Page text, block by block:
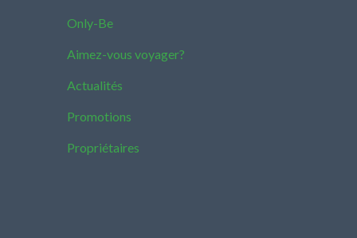
Only-Be
Aimez-vous voyager?
Actualités
Promotions
Propriétaires